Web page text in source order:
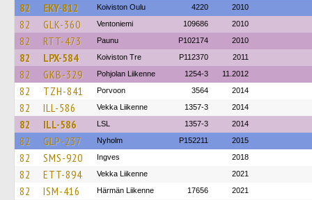
82 EKY-812 Koiviston Oulu 4220 2010
82 GLK-360 Ventoniemi 109686 2010
82 RTT-473 Paunu P102174 2010
82 LPX-584 Koiviston Tre P112370 2011
82 GKB-329 Pohjolan Liikenne 1254-3 11.2012
82 TZH-841 Porvoon 3564 2014
82 ILL-586 Vekka Liikenne 1357-3 2014
82 ILL-586 LSL 1357-3 2014
82 GLP-237 Nyholm P152211 2015
82 SMS-920 Ingves 2018
82 ETT-894 Vekka Liikenne 2021
82 ISM-416 Härmän Liikenne 17656 2021